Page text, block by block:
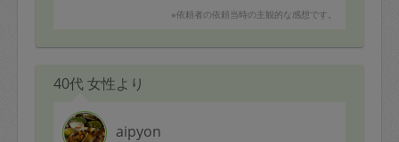
※依頼者の依頼当時の主観的な感想です。
40代 女性より
aipyon